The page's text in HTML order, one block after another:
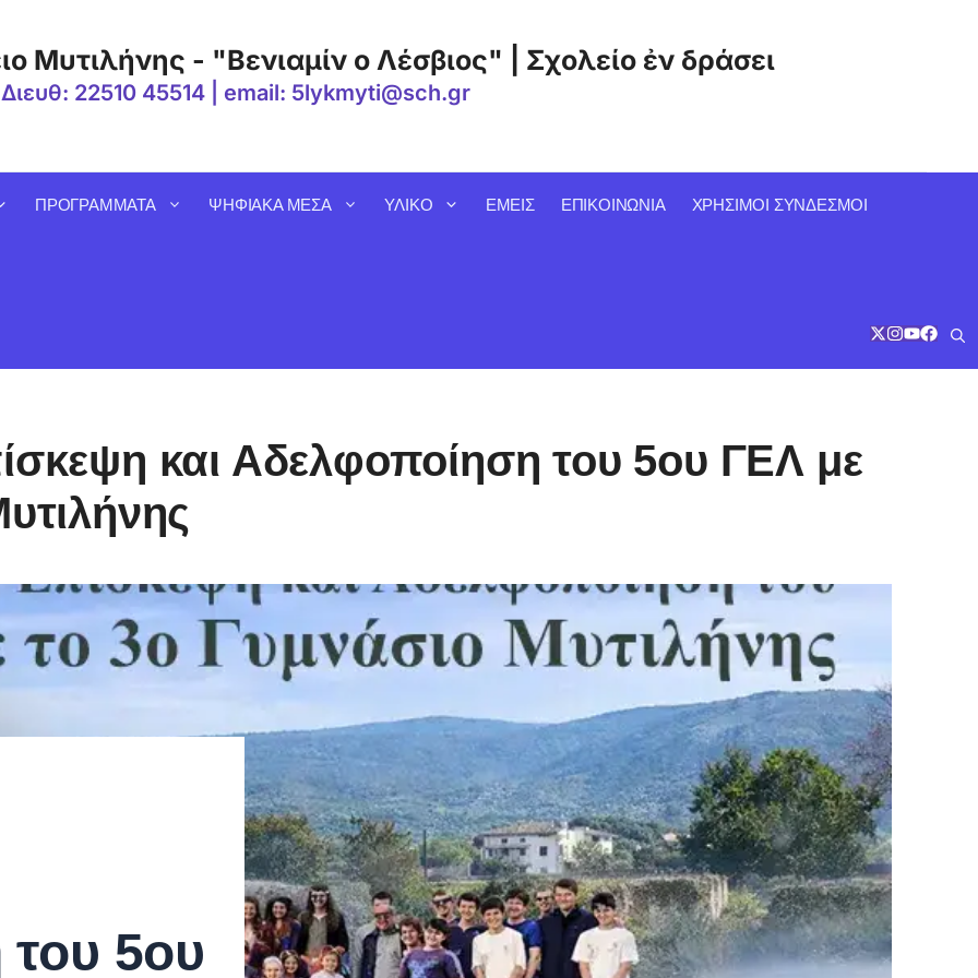
Μυτιλήνης - "Βενιαμίν ο Λέσβιος" | Σχολείο ἐν δράσει
22510 45514 | email: 5lykmyti@sch.gr
ΠΡΟΓΡΑΜΜΑΤΑ ΨΗΦΙΑΚΑ ΜΕΣΑ ΥΛΙΚΟ ΕΜΕΙΣ ΕΠΙΚΟΙΝΩΝΙΑ ΧΡΉΣΙΜΟΙ ΣΎΝΔΕΣΜΟΙ
και Αδελφοποίηση του 5ου ΓΕΛ με
5ου